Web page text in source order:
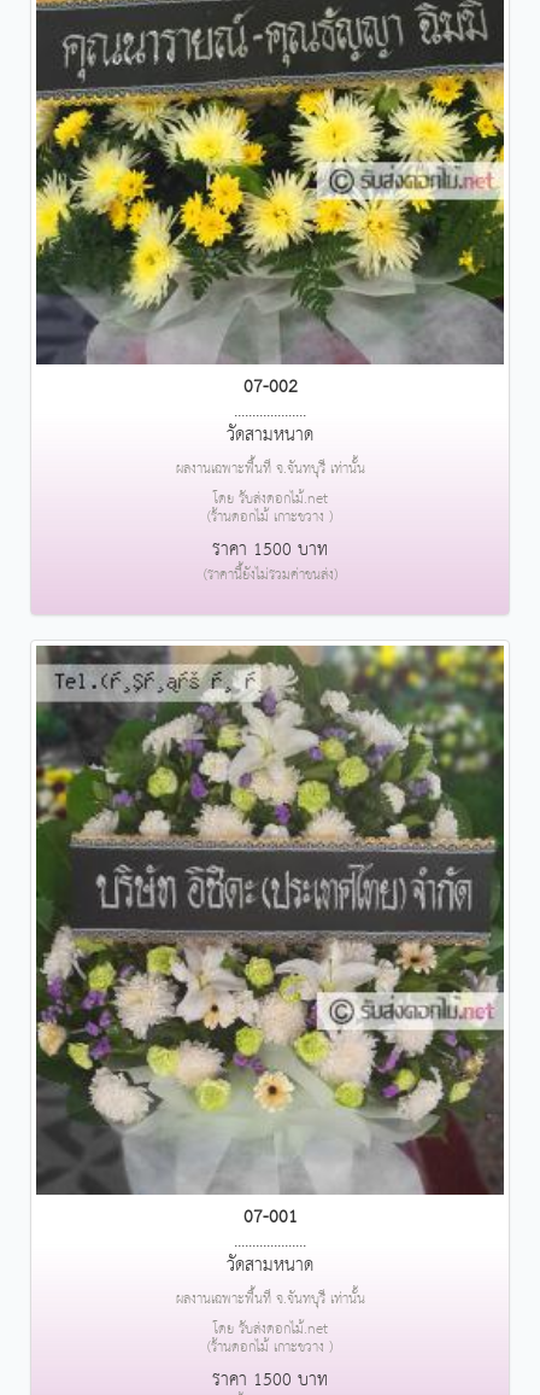
07-002
....................
วัดสามหนาด
ผลงานเฉพาะพื้นที่ จ.จันทบุรี เท่านั้น
โดย รับส่งดอกไม้.net
(ร้านดอกไม้ เกาะขวาง )
ราคา 1500 บาท
(ราคานี้ยังไม่รวมค่าขนส่ง)
07-001
....................
วัดสามหนาด
ผลงานเฉพาะพื้นที่ จ.จันทบุรี เท่านั้น
โดย รับส่งดอกไม้.net
(ร้านดอกไม้ เกาะขวาง )
ราคา 1500 บาท